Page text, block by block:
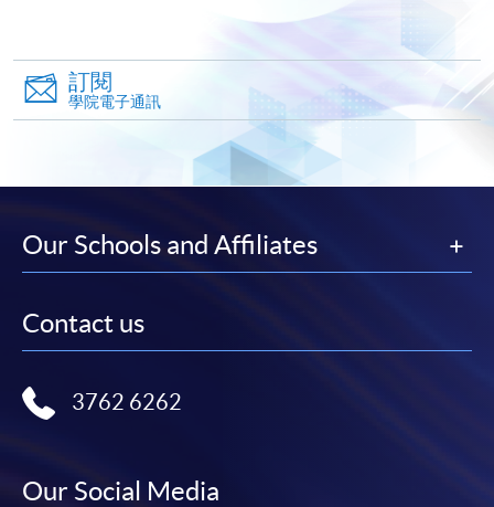
香港大學專業進修學院提供24小時網上報名及繳費服
務，申請人可通過網上申請個別學歷頒授課程和報讀
大部份公開招生的課程(以先到先得形式報名的課程)。
申請人可在網上使用「繳費靈」(PPS) (不適用於手
機)、VISA 或 Mastercard。除上述支付方式之外，如就
信支付」(Online WeChat Pay) 、「支付寶」(Online
Alipay) 或 「轉數快」(FPS) 繳付學費。
報讀新課程
填寫網上報名表格
後按照指示填妥網上報名表格。
訂閱
學院電子通訊
Our Schools and Affiliates
Contact us
3762 6262
Our Social Media